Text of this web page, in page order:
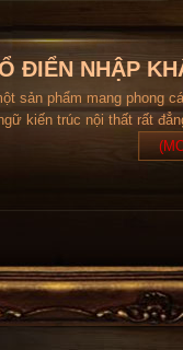
ĐIỂN NHẬP
sản phẩm mang phong
kiến trúc nội thất rất